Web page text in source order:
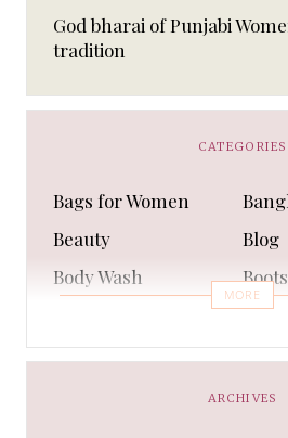
God bharai of Punjabi
tradition
CATEGORIES
Bags for Women
Beauty
Blog
Body Wash
Boots
Business
MORE
ARCHIVES